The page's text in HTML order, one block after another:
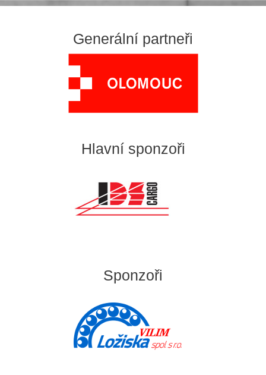
Generální partneři
Hlavní sponzoři
Sponzoři